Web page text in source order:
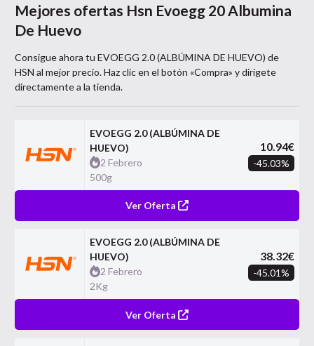
Mejores ofertas Hsn Evoegg 20 Albumina
De Huevo
Consigue ahora tu EVOEGG 2.0 (ALBÚMINA DE HUEVO) de
HSN al mejor precio. Haz clic en el botón «Compra» y dirígete
directamente a la tienda.
EVOEGG 2.0 (ALBÚMINA DE
HUEVO)
2 Febrero
500g
10.94€
-45.03%
Ver Oferta
EVOEGG 2.0 (ALBÚMINA DE
HUEVO)
2 Febrero
2Kg
38.32€
-45.01%
Ver Oferta